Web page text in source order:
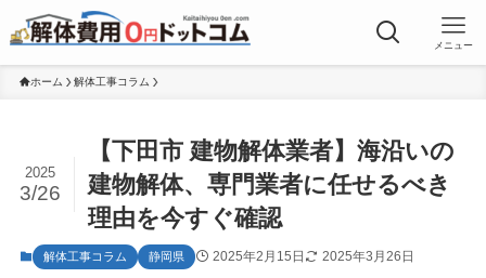
メニュー
ホーム 解体工事コラム
【下田市 建物解体業者】海沿いの
建物解体、専門業者に任せるべき
理由を今すぐ確認
2025
3/26
解体工事コラム 静岡県 2025年2月15日 2025年3月26日